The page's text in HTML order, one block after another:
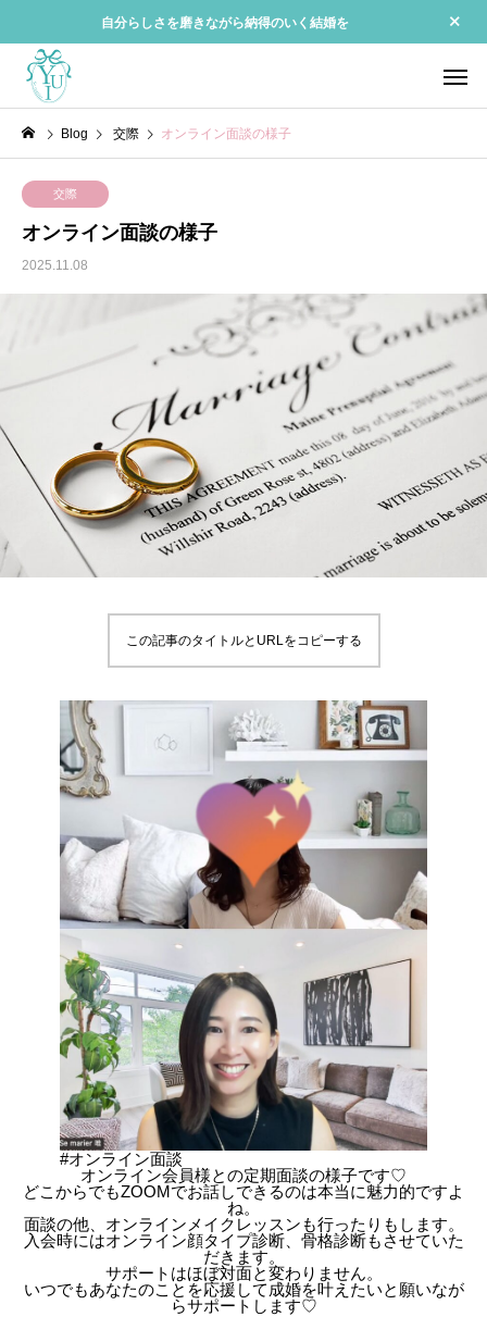
自分らしさを磨きながら納得のいく結婚を
Blog 交際 オンライン面談の様子
交際
オンライン面談の様子
2025.11.08
この記事のタイトルとURLをコピーする
#オンライン面談
オンライン会員様との定期面談の様子です♡
どこからでもZOOMでお話しできるのは本当に魅力的ですよ
ね。
面談の他、オンラインメイクレッスンも行ったりもします。
入会時にはオンライン顔タイプ診断、骨格診断もさせていた
だきます。
サポートはほぼ対面と変わりません。
いつでもあなたのことを応援して成婚を叶えたいと願いなが
らサポートします♡